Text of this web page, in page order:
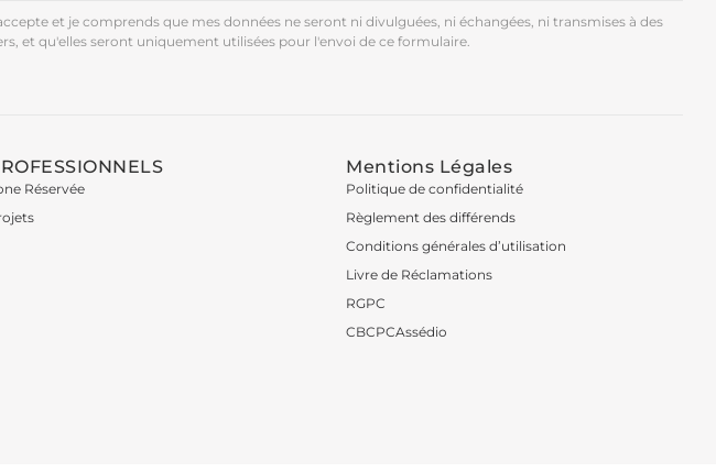
et je comprends que mes données ne seront ni divulguées, ni échangées, ni transmises à des
et qu'elles seront uniquement utilisées pour l'envoi de ce formulaire.
Réservée
Mentions Légales
Politique de confidentialité
Règlement des différends
Conditions générales d’utilisation
Livre de Réclamations
RGPC
CBCPCAssédio